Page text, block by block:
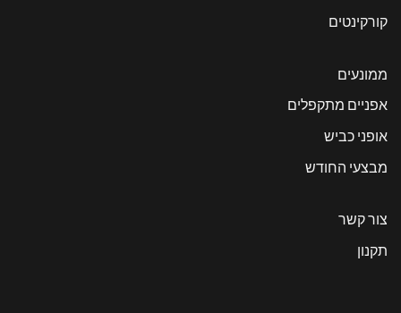
קורקינטים
ממונעים
אפניים מתקפלים
אופני כביש
מבצעי החודש
צור קשר
תקנון